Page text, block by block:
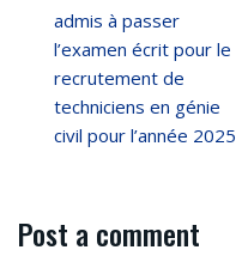
admis à passer
l’examen écrit pour le
recrutement de
techniciens en génie
civil pour l’année 2025
Post a comment